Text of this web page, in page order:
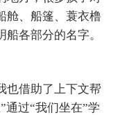
舱、船篷、蓑衣橹
各部分的名字。
也借助了上下文帮
通过“我们坐在”学